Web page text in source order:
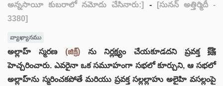
అన్నసాయీ కుబరాలో నమోదు చేసినారు:]
-
[సునన్ అత్తిర్మిదీ -
3380]
వ్యాఖ్యానము
అల్లాహ్ స్మరణ (జిక్ర్)ను నిర్లక్ష్యం చేయకూడదని ప్రవక్త ﷺ
హెచ్చరించారు. ఎవరైనా ఒక సమూహంగా సభలో కూర్చుని, ఆ సభలో
అల్లాహ్‌ను స్మరించకపోతే మరియు ప్రవక్త సల్లల్లాహు అలైహి వసల్లంపై